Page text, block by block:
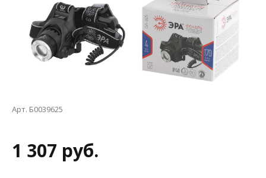
Арт. Б0039625
1 307 руб.